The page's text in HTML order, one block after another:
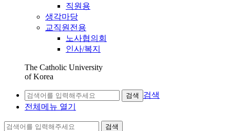
직원용
생각마당
교직원전용
노사협의회
인사/복지
The Catholic University
of Korea
검색
검색
전체메뉴 열기
검색